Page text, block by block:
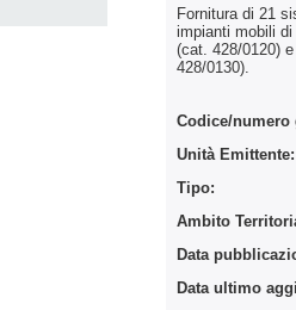
Fornitura di 21
impianti mobili
(cat. 428/0120)
428/0130).
Codice/numero
Unità Emittente:
Tipo:
Ambito
Data
Data ultimo